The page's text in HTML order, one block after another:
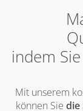
indem
Mit unserem
können Sie die